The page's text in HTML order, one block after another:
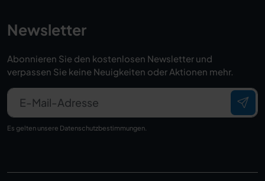
Newsletter
Abonnieren Sie den kostenlosen Newsletter und
verpassen Sie keine Neuigkeiten oder Aktionen mehr.
E-Mail-Adresse
Es gelten unsere Datenschutzbestimmungen